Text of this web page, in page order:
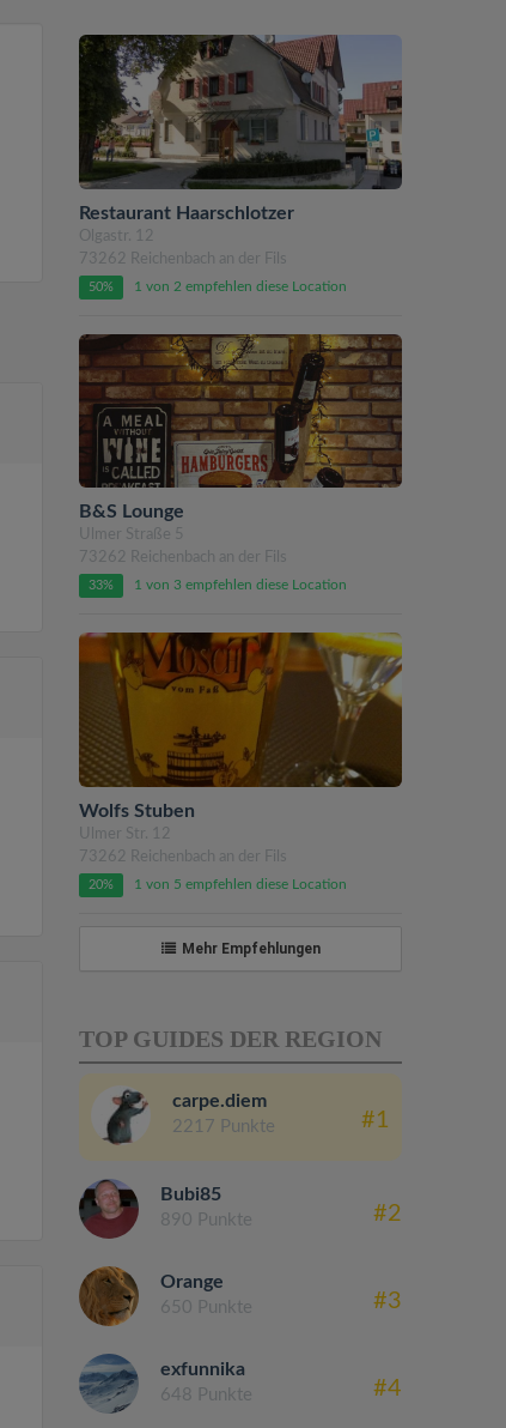
Restaurant Haarschlotzer
Olgastr. 12
73262 Reichenbach an der Fils
50% 1 von 2 empfehlen diese Location
B&S Lounge
Ulmer Straße 5
73262 Reichenbach an der Fils
33% 1 von 3 empfehlen diese Location
Wolfs Stuben
Ulmer Str. 12
73262 Reichenbach an der Fils
20% 1 von 5 empfehlen diese Location
Mehr Empfehlungen
TOP GUIDES DER REGION
carpe.diem
2217 Punkte #1
Bubi85
890 Punkte #2
Orange
650 Punkte #3
exfunnika
648 Punkte #4